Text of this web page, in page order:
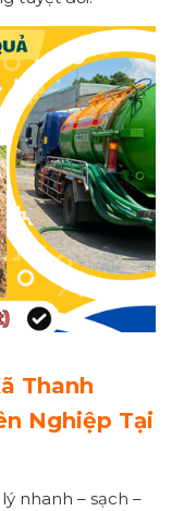
Thanh
Nghiệp Tại
nhanh – sạch –